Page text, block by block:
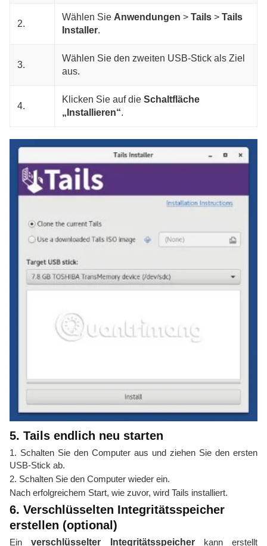
2.
Wählen Sie Anwendungen > Tails > Tails
Installer.
3.
Wählen Sie den zweiten USB-Stick als Ziel
aus.
4.
Klicken Sie auf die Schaltfläche
„Installieren“.
5. Tails endlich neu starten
1. Schalten Sie den Computer aus und ziehen Sie den ersten
USB-Stick ab.
2. Schalten Sie den Computer wieder ein.
Nach erfolgreichem Start, wie zuvor, wird Tails installiert.
6. Verschlüsselten Integritätsspeicher
erstellen (optional)
Einverschlüsselter Integritätsspeicherkann erstellt